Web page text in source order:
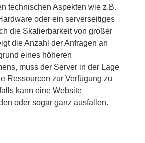
technischen Aspekten wie z.B.
oder ein serverseitiges
die Skalierbarkeit von großer
die Anzahl der Anfragen an
eines höheren
muss der Server in der Lage
Ressourcen zur Verfügung zu
kann eine Website
oder sogar ganz ausfallen.